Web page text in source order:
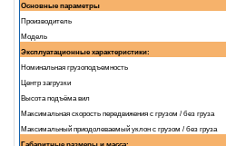
Основные параметры
Производитель
Модель
Эксплуатационные характеристики:
Номинальная грузоподъемность
Центр загрузки
Высота подъёма вил
Максимальная скорость передвижения с грузом / без груза
Максимальный приодолеваемый уклон с грузом / без груза